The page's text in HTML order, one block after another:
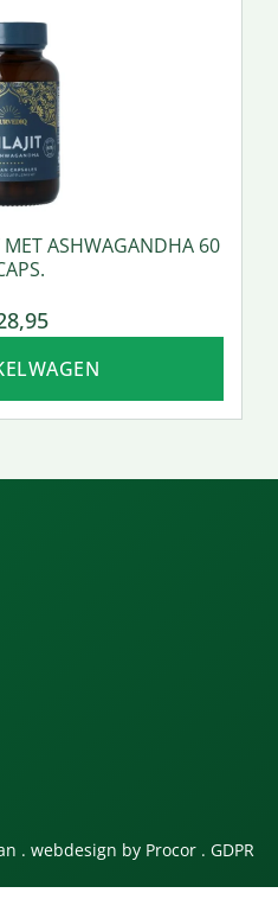
MET ASHWAGANDHA 60
. webdesign by Procor . GDPR